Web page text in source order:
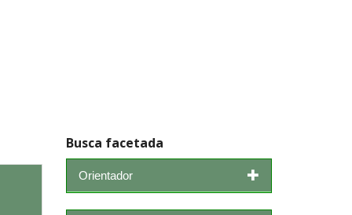
Busca facetada
Orientador